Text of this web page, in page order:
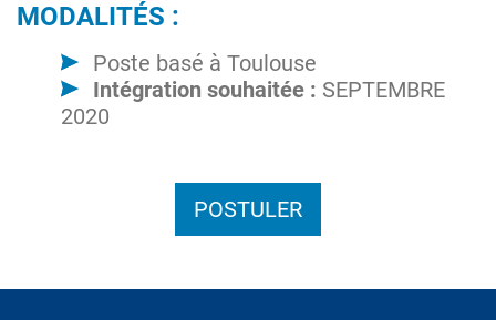
MODALITÉS :
Poste basé à Toulouse
Intégration souhaitée : SEPTEMBRE
2020
POSTULER